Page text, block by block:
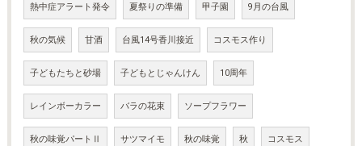
熱中症アラート発令 夏祭りの準備 甲子園 9月の台風
秋の気候 甘酒 台風14号香川接近 コスモス作り
子どもたちと砂場 子どもとじゃんけん 10周年
レインボーカラー バラの花束 ソープフラワー
秋の味覚パートⅡ サツマイモ 秋の味覚 秋 コスモス